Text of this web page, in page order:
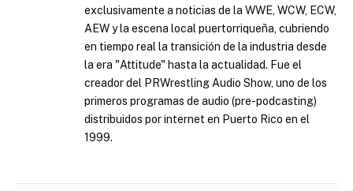
exclusivamente a noticias de la WWE, WCW, ECW,
AEW y la escena local puertorriqueña, cubriendo
en tiempo real la transición de la industria desde
la era "Attitude" hasta la actualidad. Fue el
creador del PRWrestling Audio Show, uno de los
primeros programas de audio (pre-podcasting)
distribuidos por internet en Puerto Rico en el
1999.